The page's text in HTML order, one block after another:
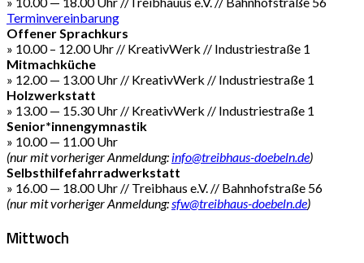
Terminvereinbarung
Offener Sprachkurs
» 10.00 – 12.00 Uhr // KreativWerk // Industriestraße 1
Mitmachküche
» 12.00 — 13.00 Uhr // KreativWerk // Industriestraße 1
Holzwerkstatt
» 13.00 — 15.30 Uhr // KreativWerk // Industriestraße 1
Senior*innengymnastik
» 10.00 — 11.00 Uhr
(nur mit vorheriger Anmeldung: info@treibhaus-doebeln.de)
Selbsthilfefahrradwerkstatt
» 16.00 — 18.00 Uhr // Treibhaus e.V. // Bahnhofstraße 56
(nur mit vorheriger Anmeldung:sfw@treibhaus-doebeln.de)
Mittwoch